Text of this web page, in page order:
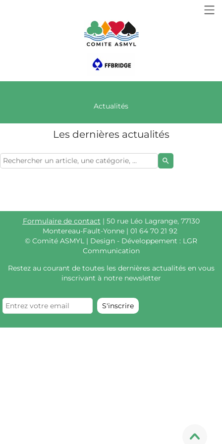
Actualités
Les dernières actualités
search
Formulaire de contact | 50 rue Léo Lagrange, 77130
Montereau-Fault-Yonne | 01 64 70 21 92
© Comité ASMYL | Design - Développement : LGR
Communication
Restez au courant de toutes les dernières actualités en vous
inscrivant à notre newsletter